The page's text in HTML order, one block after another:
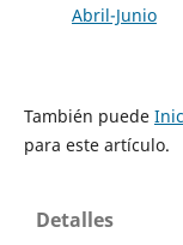
Abril-Junio
También puede
para este artículo.
Detalles